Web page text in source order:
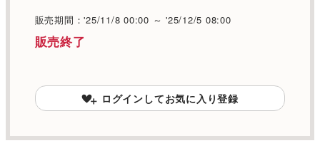
販売期間：'25/11/8 00:00 ～ '25/12/5 08:00
販売終了
ログインしてお気に入り登録